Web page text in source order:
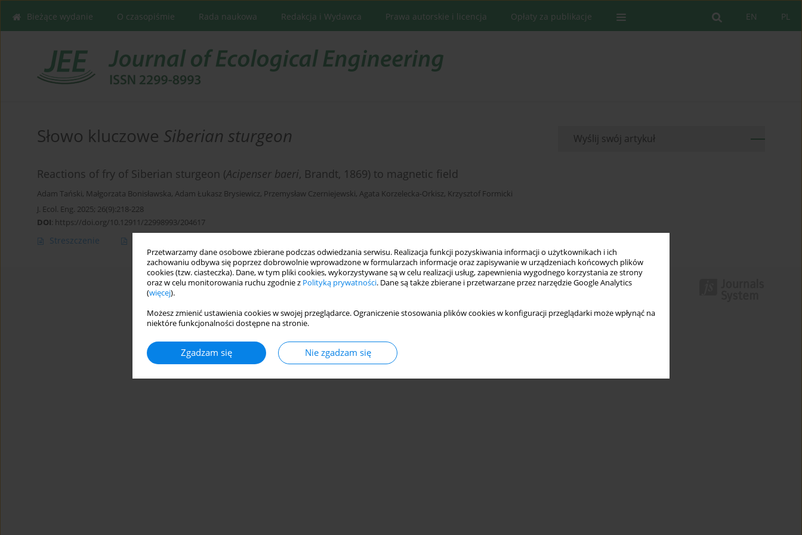
Przetwarzamy dane osobowe zbierane podczas odwiedzania serwisu. Realizacja funkcji pozyskiwania informacji o użytkownikach i ich
zachowaniu odbywa się poprzez dobrowolnie wprowadzone w formularzach informacje oraz zapisywanie w urządzeniach końcowych plików
cookies (tzw. ciasteczka). Dane, w tym pliki cookies, wykorzystywane są w celu realizacji usług, zapewnienia wygodnego korzystania ze strony
oraz w celu monitorowania ruchu zgodnie z Polityką prywatności. Dane są także zbierane i przetwarzane przez narzędzie Google Analytics
(więcej).
Możesz zmienić ustawienia cookies w swojej przeglądarce. Ograniczenie stosowania plików cookies w konfiguracji przeglądarki może wpłynąć na
niektóre funkcjonalności dostępne na stronie.
Zgadzam się Nie zgadzam się
PL
EN
Bieżące wydanie O czasopiśmie Rada naukowa Redakcja i Wydawca Prawa autorskie i licencja Opłaty za publikacje
Słowo kluczowe Siberian sturgeon
Reactions of fry of Siberian sturgeon (Acipenser baeri, Brandt, 1869) to magnetic field
Adam Tański, Małgorzata Bonisławska, Adam Łukasz Brysiewicz, Przemysław Czerniejewski, Agata Korzelecka-Orkisz, Krzysztof Formicki
J. Ecol. Eng. 2025; 26(9):218-228
DOI: https://doi.org/10.12911/22998993/204617
Streszczenie
Wyślij swój artykuł